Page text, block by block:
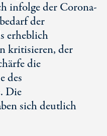
infolge der Corona-
der
erheblich
kritisieren, der
die
des
Die
sich deutlich